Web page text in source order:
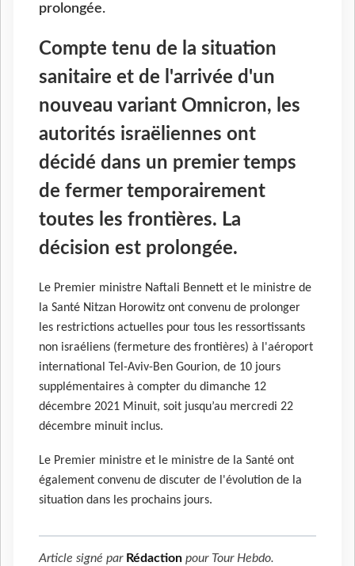
prolongée.
Compte tenu de la situation
sanitaire et de l'arrivée d'un
nouveau variant Omnicron, les
autorités israëliennes ont
décidé dans un premier temps
de fermer temporairement
toutes les frontières. La
décision est prolongée.
Le Premier ministre Naftali Bennett et le ministre de
la Santé Nitzan Horowitz ont convenu de prolonger
les restrictions actuelles pour tous les ressortissants
non israéliens (fermeture des frontières) à l'aéroport
international Tel-Aviv-Ben Gourion, de 10 jours
supplémentaires à compter du dimanche 12
décembre 2021 Minuit, soit jusqu’au mercredi 22
décembre minuit inclus.
Le Premier ministre et le ministre de la Santé ont
également convenu de discuter de l'évolution de la
situation dans les prochains jours.
Article signé par Rédaction pour Tour Hebdo.